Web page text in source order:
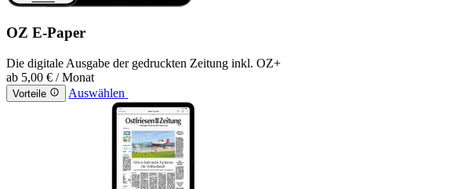
OZ E-Paper
Die digitale Ausgabe der gedruckten Zeitung inkl. OZ+
ab 5,00 € / Monat
Vorteile Auswählen